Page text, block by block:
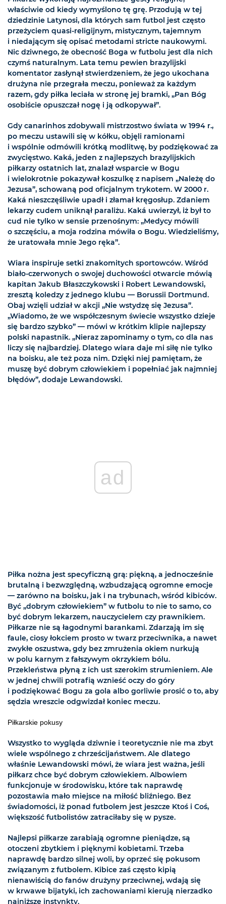
właściwie od kiedy wymyślono tę grę. Przodują w tej
dziedzinie Latynosi, dla których sam futbol jest często
przeżyciem quasi-religijnym, mistycznym, tajemnym
i niedającym się opisać metodami stricte naukowymi.
Nic dziwnego, że obecność Boga w futbolu jest dla nich
czymś naturalnym. Lata temu pewien brazylijski
komentator zasłynął stwierdzeniem, że jego ukochana
drużyna nie przegrała meczu, ponieważ za każdym
razem, gdy piłka leciała w stronę jej bramki, „Pan Bóg
osobiście opuszczał nogę i ją odkopywał”.
Gdy canarinhos zdobywali mistrzostwo świata w 1994 r.,
po meczu ustawili się w kółku, objęli ramionami
i wspólnie odmówili krótką modlitwę, by podziękować za
zwycięstwo. Kaká, jeden z najlepszych brazylijskich
piłkarzy ostatnich lat, znalazł wsparcie w Bogu
i wielokrotnie pokazywał koszulkę z napisem „Należę do
Jezusa”, schowaną pod oficjalnym trykotem. W 2000 r.
Kaká nieszczęśliwie upadł i złamał kręgosłup. Zdaniem
lekarzy cudem uniknął paraliżu. Kaká uwierzył, iż był to
cud nie tylko w sensie przenośnym: „Medycy mówili
o szczęściu, a moja rodzina mówiła o Bogu. Wiedzieliśmy,
że uratowała mnie Jego ręka”.
Wiara inspiruje setki znakomitych sportowców. Wśród
biało-czerwonych o swojej duchowości otwarcie mówią
kapitan Jakub Błaszczykowski i Robert Lewandowski,
zresztą koledzy z jednego klubu — Borussii Dortmund.
Obaj wzięli udział w akcji „Nie wstydzę się Jezusa”.
„Wiadomo, że we współczesnym świecie wszystko dzieje
się bardzo szybko” — mówi w krótkim klipie najlepszy
polski napastnik. „Nieraz zapominamy o tym, co dla nas
liczy się najbardziej. Dlatego wiara daje mi siłę nie tylko
na boisku, ale też poza nim. Dzięki niej pamiętam, że
muszę być dobrym człowiekiem i popełniać jak najmniej
błędów”, dodaje Lewandowski.
ad
Piłka nożna jest specyficzną grą: piękną, a jednocześnie
brutalną i bezwzględną, wzbudzającą ogromne emocje
— zarówno na boisku, jak i na trybunach, wśród kibiców.
Być „dobrym człowiekiem” w futbolu to nie to samo, co
być dobrym lekarzem, nauczycielem czy prawnikiem.
Piłkarze nie są łagodnymi barankami. Zdarzają im się
faule, ciosy łokciem prosto w twarz przeciwnika, a nawet
zwykłe oszustwa, gdy bez zmrużenia okiem nurkują
w polu karnym z fałszywym okrzykiem bólu.
Przekleństwa płyną z ich ust szerokim strumieniem. Ale
w jednej chwili potrafią wznieść oczy do góry
i podziękować Bogu za gola albo gorliwie prosić o to, aby
sędzia wreszcie odgwizdał koniec meczu.
Piłkarskie pokusy
Wszystko to wygląda dziwnie i teoretycznie nie ma zbyt
wiele wspólnego z chrześcijaństwem. Ale dlatego
właśnie Lewandowski mówi, że wiara jest ważna, jeśli
piłkarz chce być dobrym człowiekiem. Albowiem
funkcjonuje w środowisku, które tak naprawdę
pozostawia mało miejsce na miłość bliźniego. Bez
świadomości, iż ponad futbolem jest jeszcze Ktoś i Coś,
większość futbolistów zatraciłaby się w pysze.
Najlepsi piłkarze zarabiają ogromne pieniądze, są
otoczeni zbytkiem i pięknymi kobietami. Trzeba
naprawdę bardzo silnej woli, by oprzeć się pokusom
związanym z futbolem. Kibice zaś często kipią
nienawiścią do fanów drużyny przeciwnej, wdają się
w krwawe bijatyki, ich zachowaniami kierują nierzadko
najniższe instynkty.